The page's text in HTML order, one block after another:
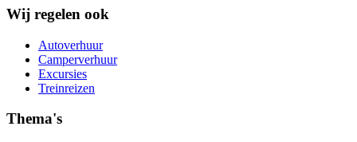
Wij regelen ook
Autoverhuur
Camperverhuur
Excursies
Treinreizen
Thema's